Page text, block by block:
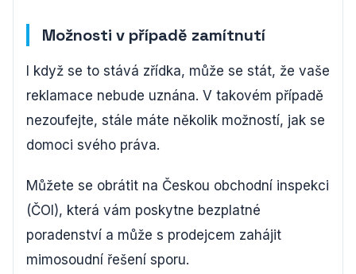
Možnosti v případě zamítnutí
I když se to stává zřídka, může se stát, že vaše
reklamace nebude uznána. V takovém případě
nezoufejte, stále máte několik možností, jak se
domoci svého práva.
Můžete se obrátit na Českou obchodní inspekci
(ČOI), která vám poskytne bezplatné
poradenství a může s prodejcem zahájit
mimosoudní řešení sporu.